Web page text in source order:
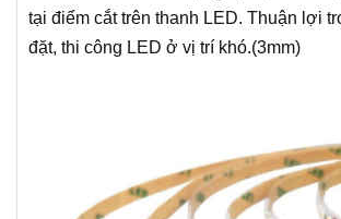
tại điểm cắt trên thanh LED. Thuận lợi
đặt, thi công LED ở vị trí khó.(3mm)